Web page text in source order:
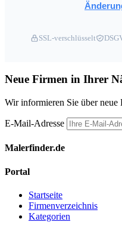
SSL-verschlüsselt
Neue Firmen in Ihrer
Wir informieren Sie über neue
E-Mail-Adresse
Malerfinder.de
Portal
Startseite
Firmenverzeichnis
Kategorien